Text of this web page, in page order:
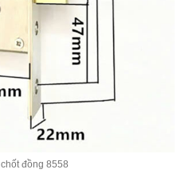
chốt đồng 8558